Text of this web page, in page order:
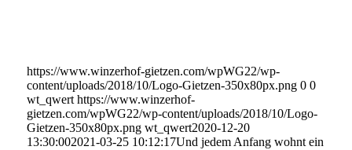
https://www.winzerhof-gietzen.com/wpWG22/wp-
content/uploads/2018/10/Logo-Gietzen-350x80px.png 0 0
wt_qwert https://www.winzerhof-
gietzen.com/wpWG22/wp-content/uploads/2018/10/Logo-
Gietzen-350x80px.png wt_qwert2020-12-20
13:30:002021-03-25 10:12:17Und jedem Anfang wohnt ein